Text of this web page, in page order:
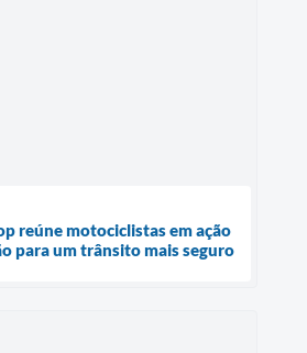
reúne motociclistas em ação
para um trânsito mais seguro